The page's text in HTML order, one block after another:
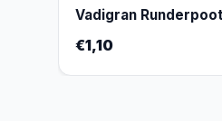
Vadigran
€1,10